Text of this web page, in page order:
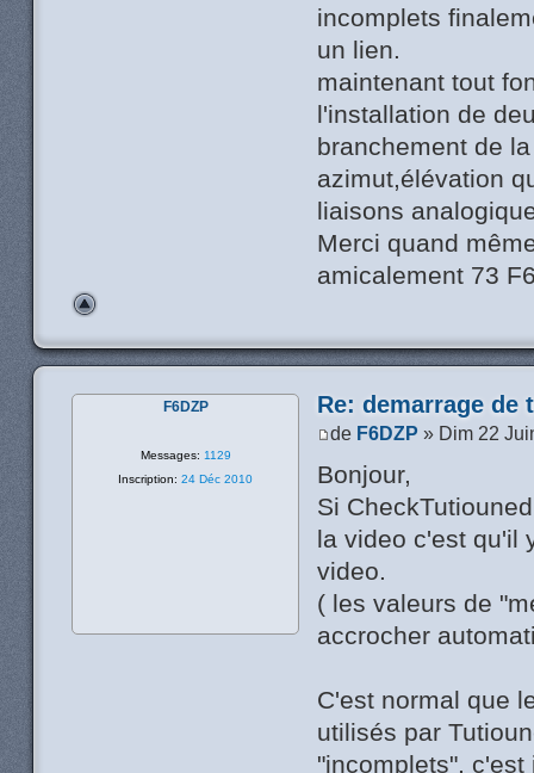
incomplets
un lien.
maintenant tout
l'installation de
branchement de
azimut,élévation
liaisons
Merci quand
amicalement 73
Re: demarrage de
de F6DZP » Dim 22
Bonjour,
Si
la video c'est qu'il
video.
( les valeurs de
accrocher
C'est normal que
utilisés par
"incomplets",
F6DZP
Messages: 1129
Inscription: 24 Déc 2010